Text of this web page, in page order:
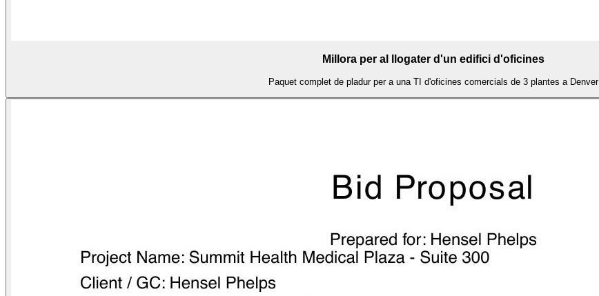
Millora per al llogater d'un edifici d'oficines
Paquet complet de pladur per a una TI d'oficines comercials de 3 plantes a Denver